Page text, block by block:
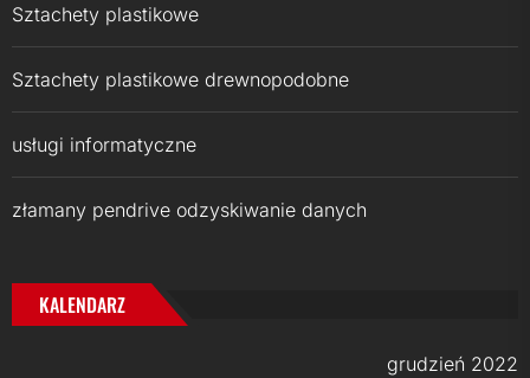
Sztachety plastikowe
Sztachety plastikowe drewnopodobne
usługi informatyczne
złamany pendrive odzyskiwanie danych
KALENDARZ
grudzień 2022